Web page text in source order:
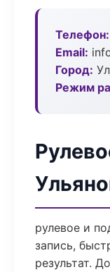
Телефон:
Email:
Город:
Режим
рулевое и
запись,
результат.